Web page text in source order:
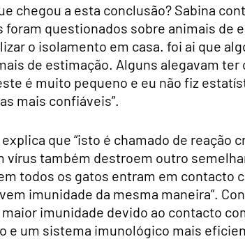
chegou a esta conclusão? Sabina
foram questionados sobre animais de
o isolamento em casa. foi ai que
de estimação. Alguns alegavam
é muito pequeno e eu não fiz
mais confiáveis”.
que “isto é chamado de reação
vírus também destroem outro
todos os gatos entram em contacto
imunidade da mesma maneira”.
imunidade devido ao contacto
e um sistema imunológico mais